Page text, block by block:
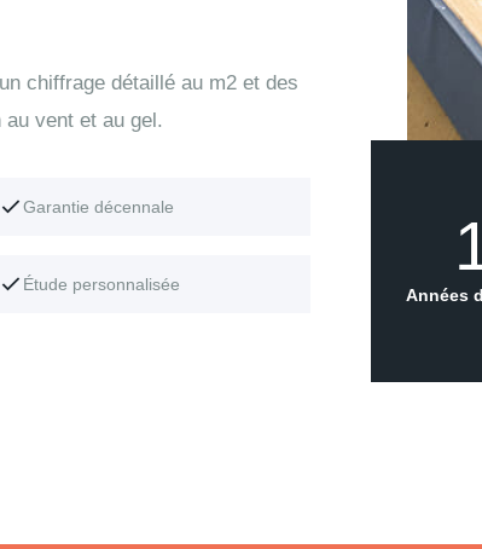
chiffrage détaillé au m2 et des
vent et au gel.
Garantie décennale
Étude personnalisée
Années